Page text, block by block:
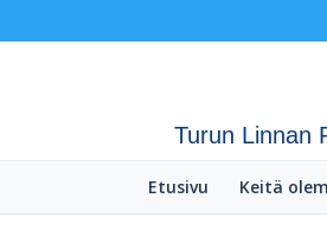
Turun Linnan
Etusivu Keitä